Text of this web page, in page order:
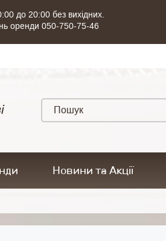
до 20:00 без вихідних.
оренди 050-750-75-46
Новини та Акції